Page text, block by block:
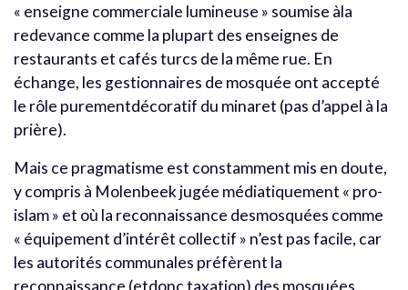
« enseigne commerciale lumineuse » soumise àla
redevance comme la plupart des enseignes de
restaurants et cafés turcs de la même rue. En
échange, les gestionnaires de mosquée ont accepté
le rôle purementdécoratif du minaret (pas d’appel à la
prière).
Mais ce pragmatisme est constamment mis en doute,
y compris à Molenbeek jugée médiatiquement « pro-
islam » et où la reconnaissance desmosquées comme
« équipement d’intérêt collectif » n’est pas facile, car
les autorités communales préfèrent la
reconnaissance (etdonc taxation) des mosquées